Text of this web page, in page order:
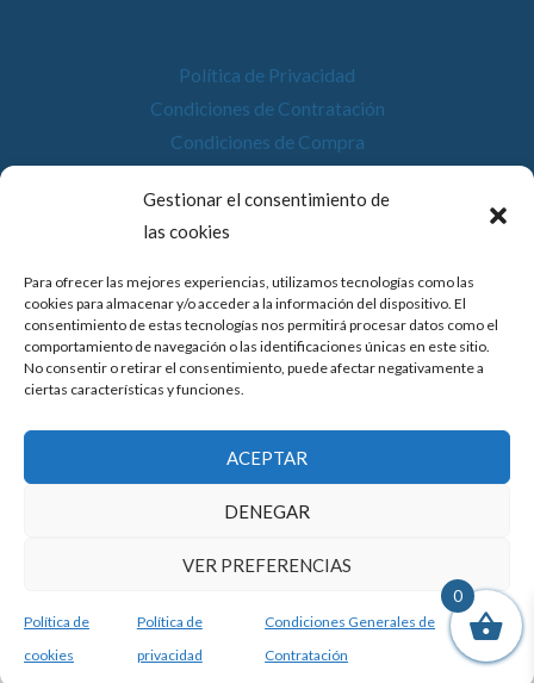
Gestionar el consentimiento de
las cookies
Para ofrecer las mejores experiencias, utilizamos tecnologías como las
cookies para almacenar y/o acceder a la información del dispositivo. El
consentimiento de estas tecnologías nos permitirá procesar datos como el
comportamiento de navegación o las identificaciones únicas en este sitio.
No consentir o retirar el consentimiento, puede afectar negativamente a
ciertas características y funciones.
ACEPTAR
DENEGAR
VER PREFERENCIAS
Política de
cookies
Política de
privacidad
Condiciones Generales de
Contratación
Política de Privacidad
Condiciones de Contratación
Condiciones de Compra
Política de Cookies
Accesibilidad
© 2026 Compostela Digital
Financiado por la Unión Europea con el programa de Kit
Digital por los fondos Next Generation (EU) del
0